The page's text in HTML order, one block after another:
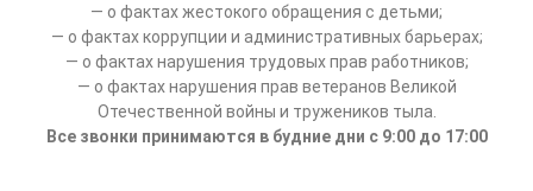
— о фактах жестокого обращения с детьми;
— о фактах коррупции и административных барьерах;
— о фактах нарушения трудовых прав работников;
— о фактах нарушения прав ветеранов Великой
Отечественной войны и тружеников тыла.
Все звонки принимаются в будние дни с 9:00 до 17:00